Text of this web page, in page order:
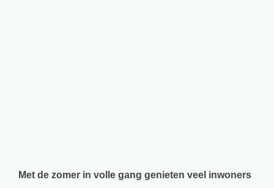
Met de zomer in volle gang genieten veel inwoners